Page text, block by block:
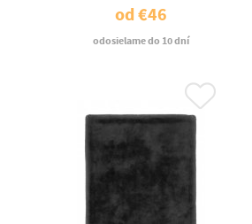
od€46
odosielame do 10 dní